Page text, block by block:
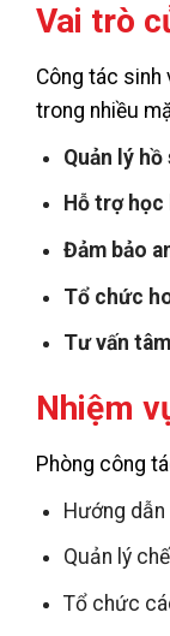
Vai trò
Công tác sinh
trong nhiều
Quản lý
Hỗ trợ học
Đảm bảo
Tổ chức
Tư vấn
Nhiệm
Phòng công
Hướng
Quản lý
Tổ chức